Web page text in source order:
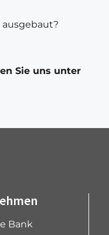
Sie uns unter
Bank